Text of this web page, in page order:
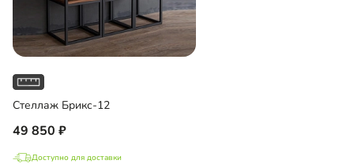
Стеллаж Брикс-12
49 850
Доступно для доставки